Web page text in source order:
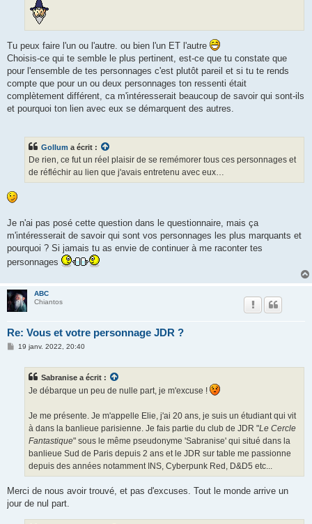
Tu peux faire l'un ou l'autre. ou bien l'un ET l'autre
Choisis-ce qui te semble le plus pertinent, est-ce que tu constate que
pour l'ensemble de tes personnages c'est plutôt pareil et si tu te rends
compte que pour un ou deux personnages ton ressenti était
complètement différent, ca m'intéresserait beaucoup de savoir qui sont-ils
et pourquoi ton lien avec eux se démarquent des autres.
Gollum a écrit :
De rien, ce fut un réel plaisir de se remémorer tous ces personnages et
de réfléchir au lien que j'avais entretenu avec eux…
Je n'ai pas posé cette question dans le questionnaire, mais ça
m'intéresserait de savoir qui sont vos personnages les plus marquants et
pourquoi ? Si jamais tu as envie de continuer à me raconter tes
personnages
ABC
Chiantos
Re: Vous et votre personnage JDR ?
M19 janv. 2022, 20:40
Sabranise a écrit :
Je débarque un peu de nulle part, je m'excuse !
Je me présente. Je m'appelle Elie, j'ai 20 ans, je suis un étudiant qui vit
à dans la banlieue parisienne. Je fais partie du club de JDR "Le Cercle
Fantastique" sous le même pseudonyme 'Sabranise' qui situé dans la
banlieue Sud de Paris depuis 2 ans et le JDR sur table me passionne
depuis des années notamment INS, Cyberpunk Red, D&D5 etc...
Merci de nous avoir trouvé, et pas d'excuses. Tout le monde arrive un
jour de nul part.